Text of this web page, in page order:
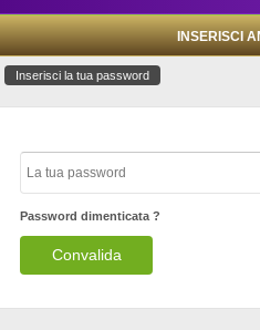
INSERISCI
Inserisci la tua password
Password dimenticata ?